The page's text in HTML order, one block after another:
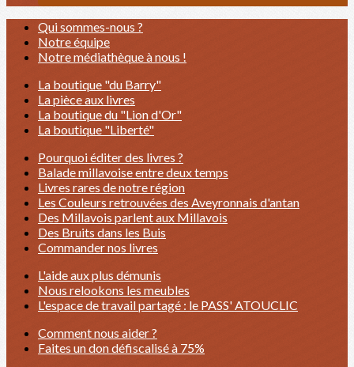
Qui sommes-nous ?
Notre équipe
Notre médiathèque à nous !
La boutique "du Barry"
La pièce aux livres
La boutique du "Lion d'Or"
La boutique "Liberté"
Pourquoi éditer des livres ?
Balade millavoise entre deux temps
Livres rares de notre région
Les Couleurs retrouvées des Aveyronnais d'antan
Des Millavois parlent aux Millavois
Des Bruits dans les Buis
Commander nos livres
L'aide aux plus démunis
Nous relookons les meubles
L'espace de travail partagé : le PASS' ATOUCLIC
Comment nous aider ?
Faites un don défiscalisé à 75%